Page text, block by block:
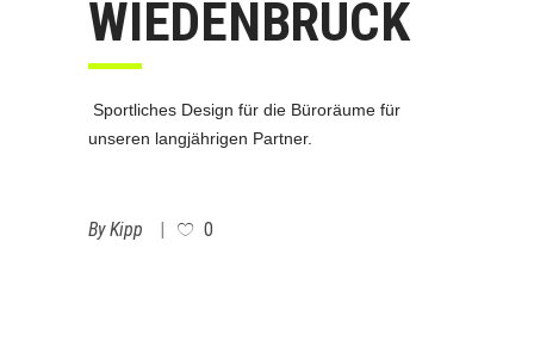
WIEDENBRÜCK
Sportliches Design für die Büroräume für
unseren langjährigen Partner.
ByKipp 0